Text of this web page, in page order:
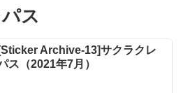
ス
[Sticker Archive-13]サクラクレ
ス（2021年7月）